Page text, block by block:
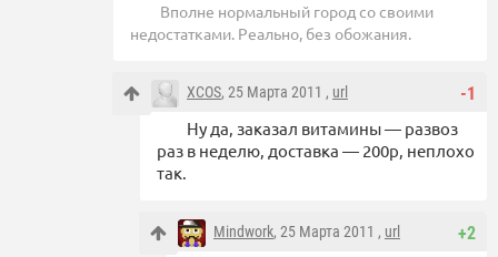
Вполне нормальный город со своими
недостатками. Реально, без обожания.
-1
XCOS, 25 Марта 2011 , url
Ну да, заказал витамины — развоз
раз в неделю, доставка — 200р, неплохо
так.
+2
Mindwork, 25 Марта 2011 , url